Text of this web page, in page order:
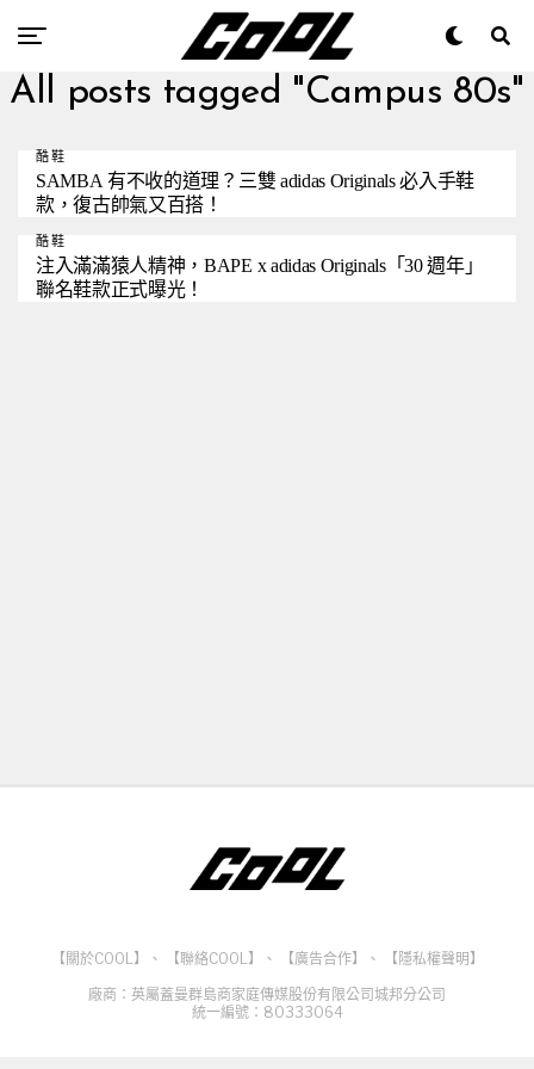
All posts tagged "Campus 80s"
酷鞋
SAMBA 有不收的道理？三雙 adidas Originals 必入手鞋
款，復古帥氣又百搭！
酷鞋
注入滿滿猿人精神，BAPE x adidas Originals「30 週年」
聯名鞋款正式曝光！
【關於COOL】 、 【聯絡COOL】 、 【廣告合作】 、
【隱私權聲明】
廠商：英屬蓋曼群島商家庭傳媒股份有限公司城邦分公司
統一編號：80333064